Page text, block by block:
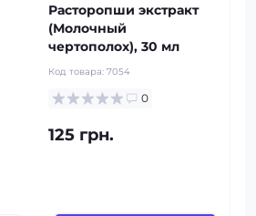
Расторопши экстракт
(Молочный
чертополох), 30 мл
Код товара: 7054
0
125 грн.